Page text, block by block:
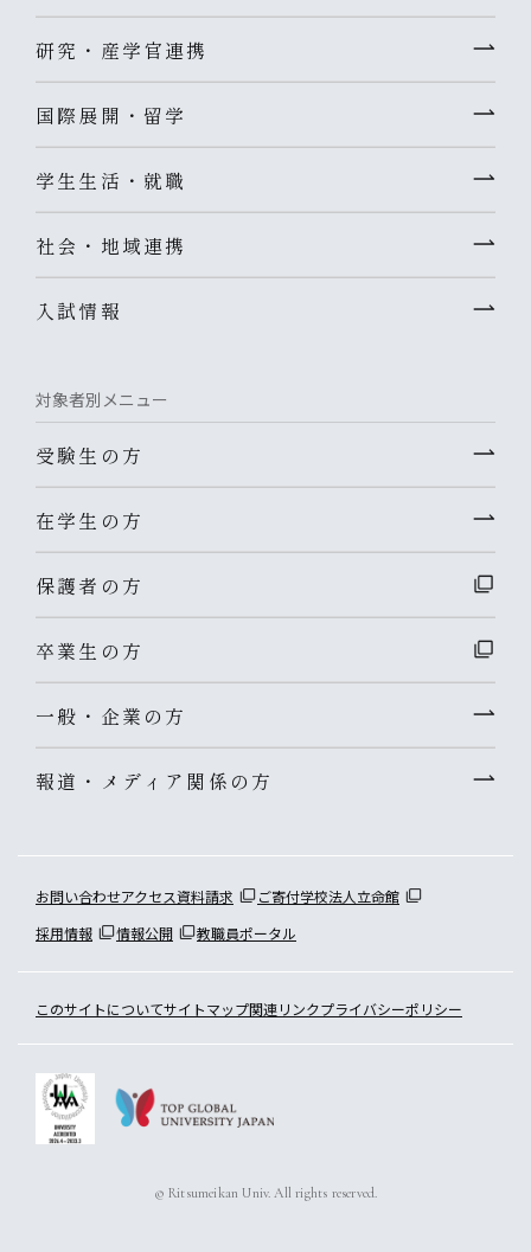
研究・産学官連携
国際展開・留学
学生生活・就職
社会・地域連携
入試情報
対象者別メニュー
受験生の方
在学生の方
保護者の方
卒業生の方
一般・企業の方
報道・メディア関係の方
お問い合わせアクセス資料請求 ご寄付学校法人立命館
採用情報
情報公開 教職員ポータル
このサイトについてサイトマップ関連リンクプライバシーポリシー
© Ritsumeikan Univ. All rights reserved.